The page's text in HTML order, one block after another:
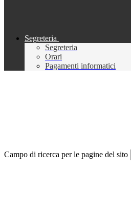
Segreteria
Segreteria
Orari
Pagamenti informatici
Campo di ricerca per le pagine del sito